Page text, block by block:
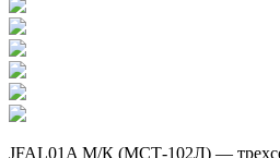
JFAL01A М/К (МСТ-102Л) —